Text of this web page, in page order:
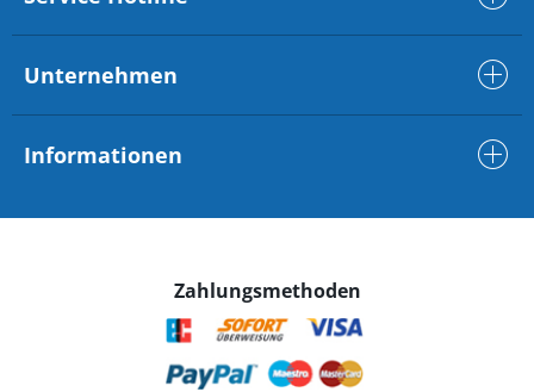
Unternehmen
Informationen
Zahlungsmethoden